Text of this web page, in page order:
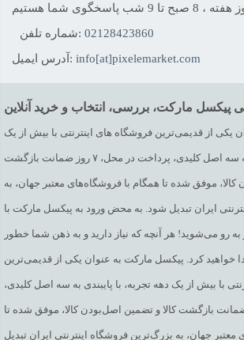
شماره تلفن: 02128423860
آدرس ایمیل: info[at]pixelemarket.com
پیکسل مارکت، بررسی، انتخاب و خرید آنلاین
یکی از قدیمی‌ترین فروشگاه های اینترنتی با بیش از یک
دهه تجربه، با پایبندی به سه اصل کلیدی، پرداخت در محل، ۷ روز ضمانت بازگشت
کالا، موفق شده تا همگام با فروشگاه‌های معتبر جهان، به
ایران تبدیل شود. به محض ورود به پیکسل مارکت با
به رو می‌شوید! هر آنچه که نیاز دارید و به ذهن شما خطور
خواهید کرد. پیکسل مارکت به عنوان یکی از قدیمی‌ترین
با بیش از یک دهه تجربه، با پایبندی به سه اصل کلیدی،
در محل، ۷ روز ضمانت بازگشت کالا و تضمین اصل‌بودن کالا، موفق شده تا
جهان، به بزرگ‌ترین فروشگاه اینترنتی ایران تبدیل